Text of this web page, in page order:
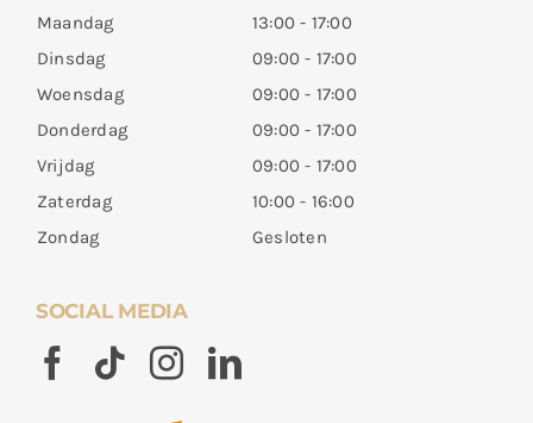
Maandag
13:00 - 17:00
Dinsdag
09:00 - 17:00
Woensdag
09:00 - 17:00
Donderdag
09:00 - 17:00
Vrijdag
09:00 - 17:00
Zaterdag
10:00 - 16:00
Zondag
Gesloten
SOCIAL MEDIA